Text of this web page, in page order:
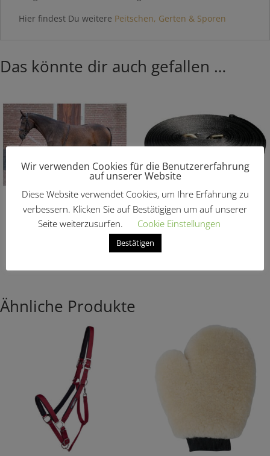
Hier findest Du weitere Peitschen, Gerten & Sporen
Das könnte dir auch gefallen …
Longierband Soft Longierleine „Soft“
Ähnliche Produkte
Wir verwenden Cookies für die Benutzererfahrung
auf unserer Website
Diese Website verwendet Cookies, um Ihre Erfahrung zu
verbessern. Klicken Sie auf Bestätigigen um auf unserer
Seite weiterzusurfen.
Cookie Einstellungen
Bestätigen